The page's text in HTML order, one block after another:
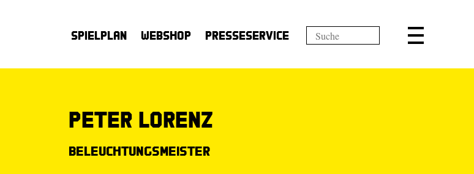
Spielplan Webshop Presseservice
Peter Lorenz
Beleuchtungsmeister